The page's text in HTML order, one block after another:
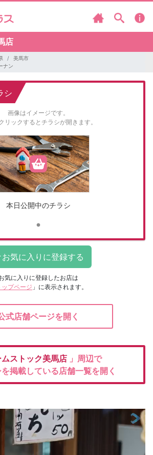
店
美馬市
ナン
シ
画像はイメージです。
リックするとチラシが開きます。
本日公開中のチラシ
気に入りに登録したお店は
ップページ 」に表示されます。
式店舗ページを開く
ストック美馬店 」周辺で
掲載している店舗一覧を開く